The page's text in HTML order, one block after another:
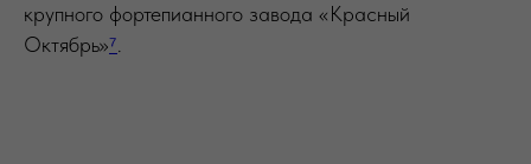
крупного фортепианного завода «Красный
Октябрь»⁷.